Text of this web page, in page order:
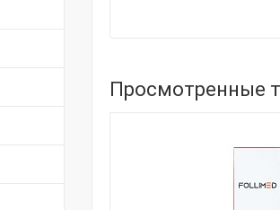
Просмотренные